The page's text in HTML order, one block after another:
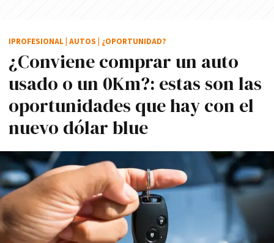
¿Conviene comprar un auto
usado o un 0Km?: estas son las
oportunidades que hay con el
nuevo dólar blue
IPROFESIONAL AUTOS ¿OPORTUNIDAD?